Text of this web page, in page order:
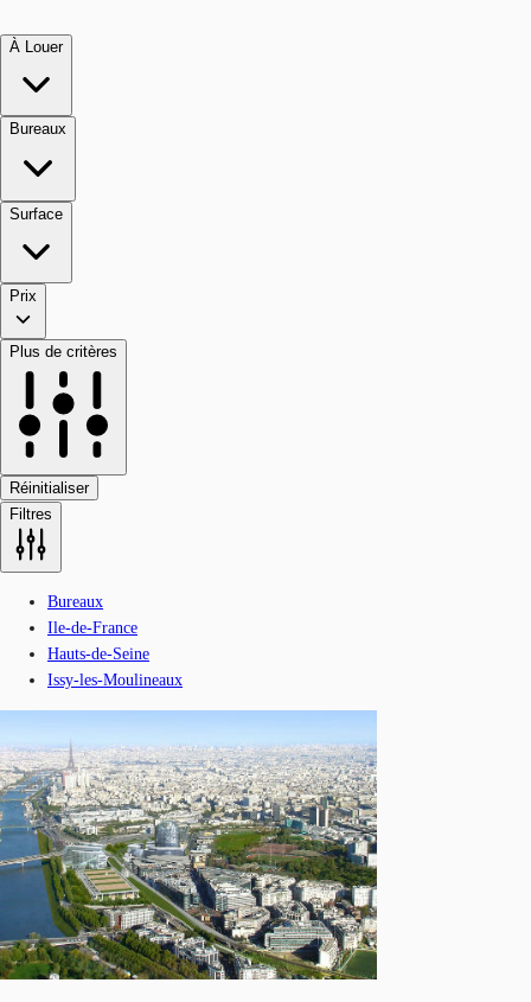
À Louer
Bureaux
Surface
Prix
Plus de critères
Réinitialiser
Filtres
Bureaux
Ile-de-France
Hauts-de-Seine
Issy-les-Moulineaux